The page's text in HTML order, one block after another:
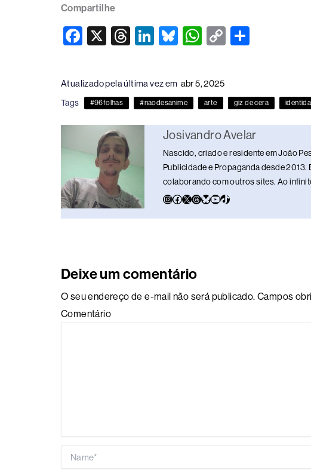
Compartilhe
F
c
e
b
o
o
X
T
e
a
d
s
Li
e
dI
n
Bl
e
sk
y
W
at
s
A
p
p
C
y
Li
n
k
e
Atualizado pela última vez em abr 5, 2025
Tags #96folhas #naodesanime arte giz de cera
Josivandro Avelar
Nascido, criado e residente em João
Publicidade e Propaganda desde 2013.
colaborando com outros sites. Ao
Deixe um comentário
O seu endereço de e-mail não será publicado. Campos
Comentário